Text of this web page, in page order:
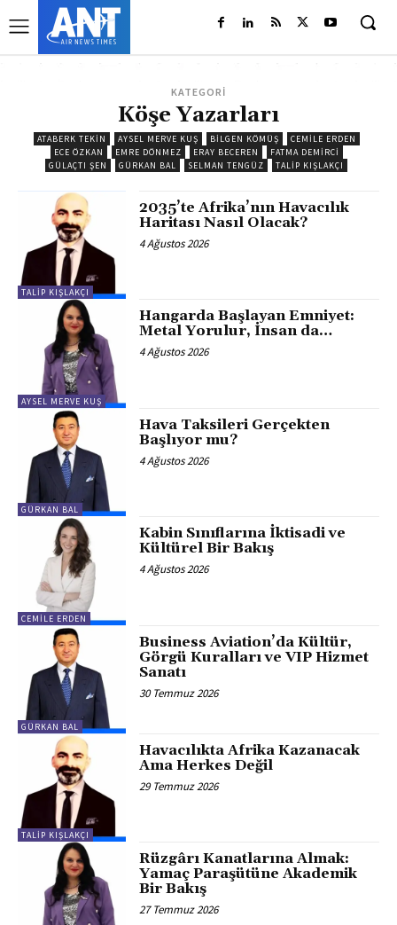
KATEGORİ
Köşe Yazarları
ATABERK TEKİN AYSEL MERVE KUŞ BILGEN KÖMÜŞ
CEMILE ERDEN
ECE ÖZKAN
EMRE DÖNMEZ ERAY BECEREN
FATMA DEMIRCI
GÜLAÇTI ŞEN
GÜRKAN BAL SELMAN TENGÜZ TALIP KIŞLAKÇI
TALIP KIŞLAKÇI
2035’te Afrika’nın Havacılık
Haritası Nasıl Olacak?
4 Ağustos 2026
AYSEL MERVE KUŞ
Hangarda Başlayan Emniyet:
Metal Yorulur, İnsan da…
4 Ağustos 2026
GÜRKAN BAL
Hava Taksileri Gerçekten
Başlıyor mu?
4 Ağustos 2026
CEMILE ERDEN
Kabin Sınıflarına İktisadi ve
Kültürel Bir Bakış
4 Ağustos 2026
GÜRKAN BAL
Business Aviation’da Kültür,
Görgü Kuralları ve VIP Hizmet
Sanatı
30 Temmuz 2026
TALIP KIŞLAKÇI
Havacılıkta Afrika Kazanacak
Ama Herkes Değil
29 Temmuz 2026
Rüzgârı Kanatlarına Almak:
Yamaç Paraşütüne Akademik
Bir Bakış
27 Temmuz 2026